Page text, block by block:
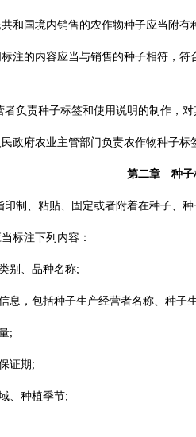
国境内销售的农作物种子应当附有种
的内容应当与销售的种子相符，符
责种子标签和使用说明的制作，对
农业主管部门负责农作物种子标签
第二章 种子
、粘贴、固定或者附着在种子、种
注下列内容：
、品种名称;
，包括种子生产经营者名称、种子
;
证期;
种植季节;